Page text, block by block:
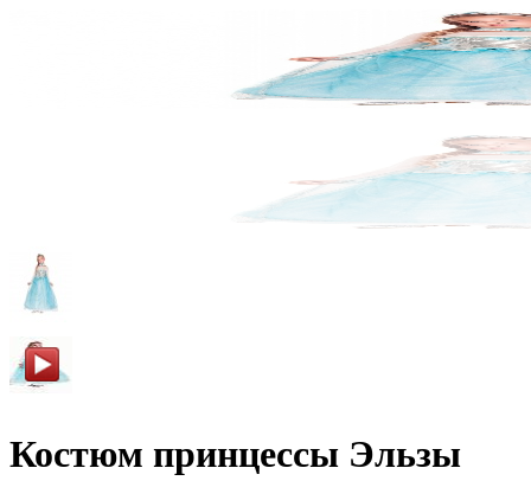
Костюм принцессы Эльзы